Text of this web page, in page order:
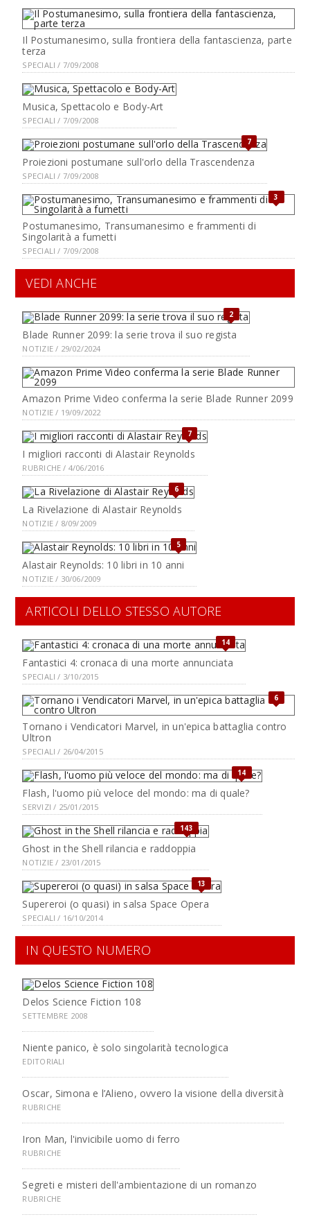
Il Postumanesimo, sulla frontiera della fantascienza, parte
terza
SPECIALI / 7/09/2008
Musica, Spettacolo e Body-Art
SPECIALI / 7/09/2008
7
Proiezioni postumane sull'orlo della Trascendenza
SPECIALI / 7/09/2008
3
Postumanesimo, Transumanesimo e frammenti di
Singolarità a fumetti
SPECIALI / 7/09/2008
VEDI ANCHE
2
Blade Runner 2099: la serie trova il suo regista
NOTIZIE / 29/02/2024
Amazon Prime Video conferma la serie Blade Runner 2099
NOTIZIE / 19/09/2022
7
I migliori racconti di Alastair Reynolds
RUBRICHE / 4/06/2016
6
La Rivelazione di Alastair Reynolds
NOTIZIE / 8/09/2009
5
Alastair Reynolds: 10 libri in 10 anni
NOTIZIE / 30/06/2009
ARTICOLI DELLO STESSO AUTORE
14
Fantastici 4: cronaca di una morte annunciata
SPECIALI / 3/10/2015
6
Tornano i Vendicatori Marvel, in un'epica battaglia contro
Ultron
SPECIALI / 26/04/2015
14
Flash, l'uomo più veloce del mondo: ma di quale?
SERVIZI / 25/01/2015
143
Ghost in the Shell rilancia e raddoppia
NOTIZIE / 23/01/2015
13
Supereroi (o quasi) in salsa Space Opera
SPECIALI / 16/10/2014
IN QUESTO NUMERO
Delos Science Fiction 108
SETTEMBRE 2008
Niente panico, è solo singolarità tecnologica
EDITORIALI
Oscar, Simona e l’Alieno, ovvero la visione della diversità
RUBRICHE
Iron Man, l'invicibile uomo di ferro
RUBRICHE
Segreti e misteri dell'ambientazione di un romanzo
RUBRICHE